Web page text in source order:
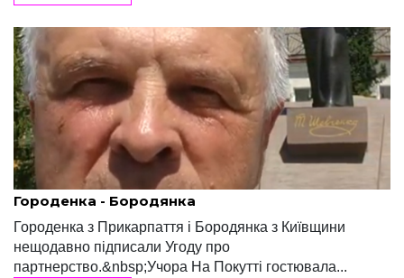
Редакція "Край" Травень 21, 2022
Городенка - Бородянка
Городенка з Прикарпаття і Бородянка з Київщини
нещодавно підписали Угоду про
партнерство.&nbsp;Учора На Покутті гостювала...